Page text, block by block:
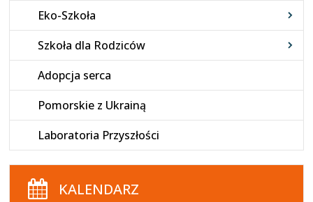
Eko-Szkoła
Szkoła dla Rodziców
Adopcja serca
Pomorskie z Ukrainą
Laboratoria Przyszłości
KALENDARZ